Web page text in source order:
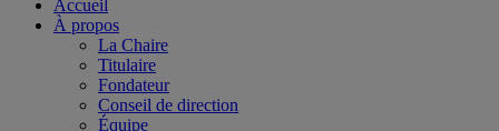
Accueil
À propos
La Chaire
Titulaire
Fondateur
Conseil de direction
Équipe